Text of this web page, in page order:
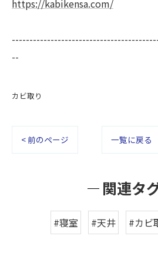
https://kabikensa.com/
--
カビ取り
< 前のページ 一覧に戻る
関連タ
#寝室 #天井 #カビ